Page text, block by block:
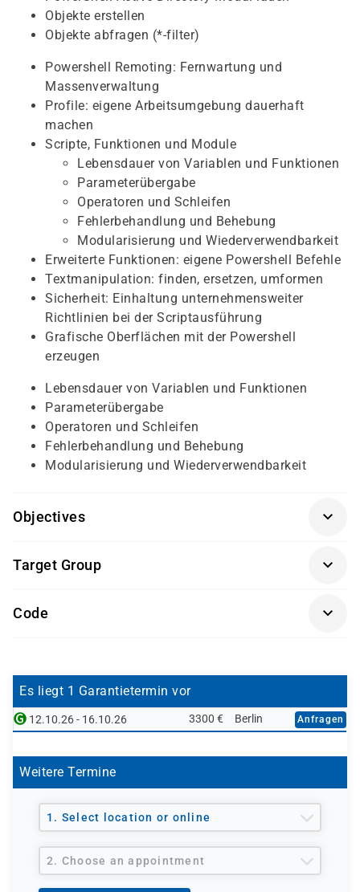
Objekte erstellen
Objekte abfragen (*-filter)
Powershell Remoting: Fernwartung und
Massenverwaltung
Profile: eigene Arbeitsumgebung dauerhaft
machen
Scripte, Funktionen und Module
Lebensdauer von Variablen und Funktionen
Parameterübergabe
Operatoren und Schleifen
Fehlerbehandlung und Behebung
Modularisierung und Wiederverwendbarkeit
Erweiterte Funktionen: eigene Powershell Befehle
Textmanipulation: finden, ersetzen, umformen
Sicherheit: Einhaltung unternehmensweiter
Richtlinien bei der Scriptausführung
Grafische Oberflächen mit der Powershell
erzeugen
Lebensdauer von Variablen und Funktionen
Parameterübergabe
Operatoren und Schleifen
Fehlerbehandlung und Behebung
Modularisierung und Wiederverwendbarkeit
Objectives
Target Group
Administratoren aus dem Microsoft-Umfeld.
Code
Es liegt 1 Garantietermin vor
12.10.26 - 16.10.26 3300 € Berlin Anfragen
Weitere Termine
1. Select location or online
2. Choose an appointment